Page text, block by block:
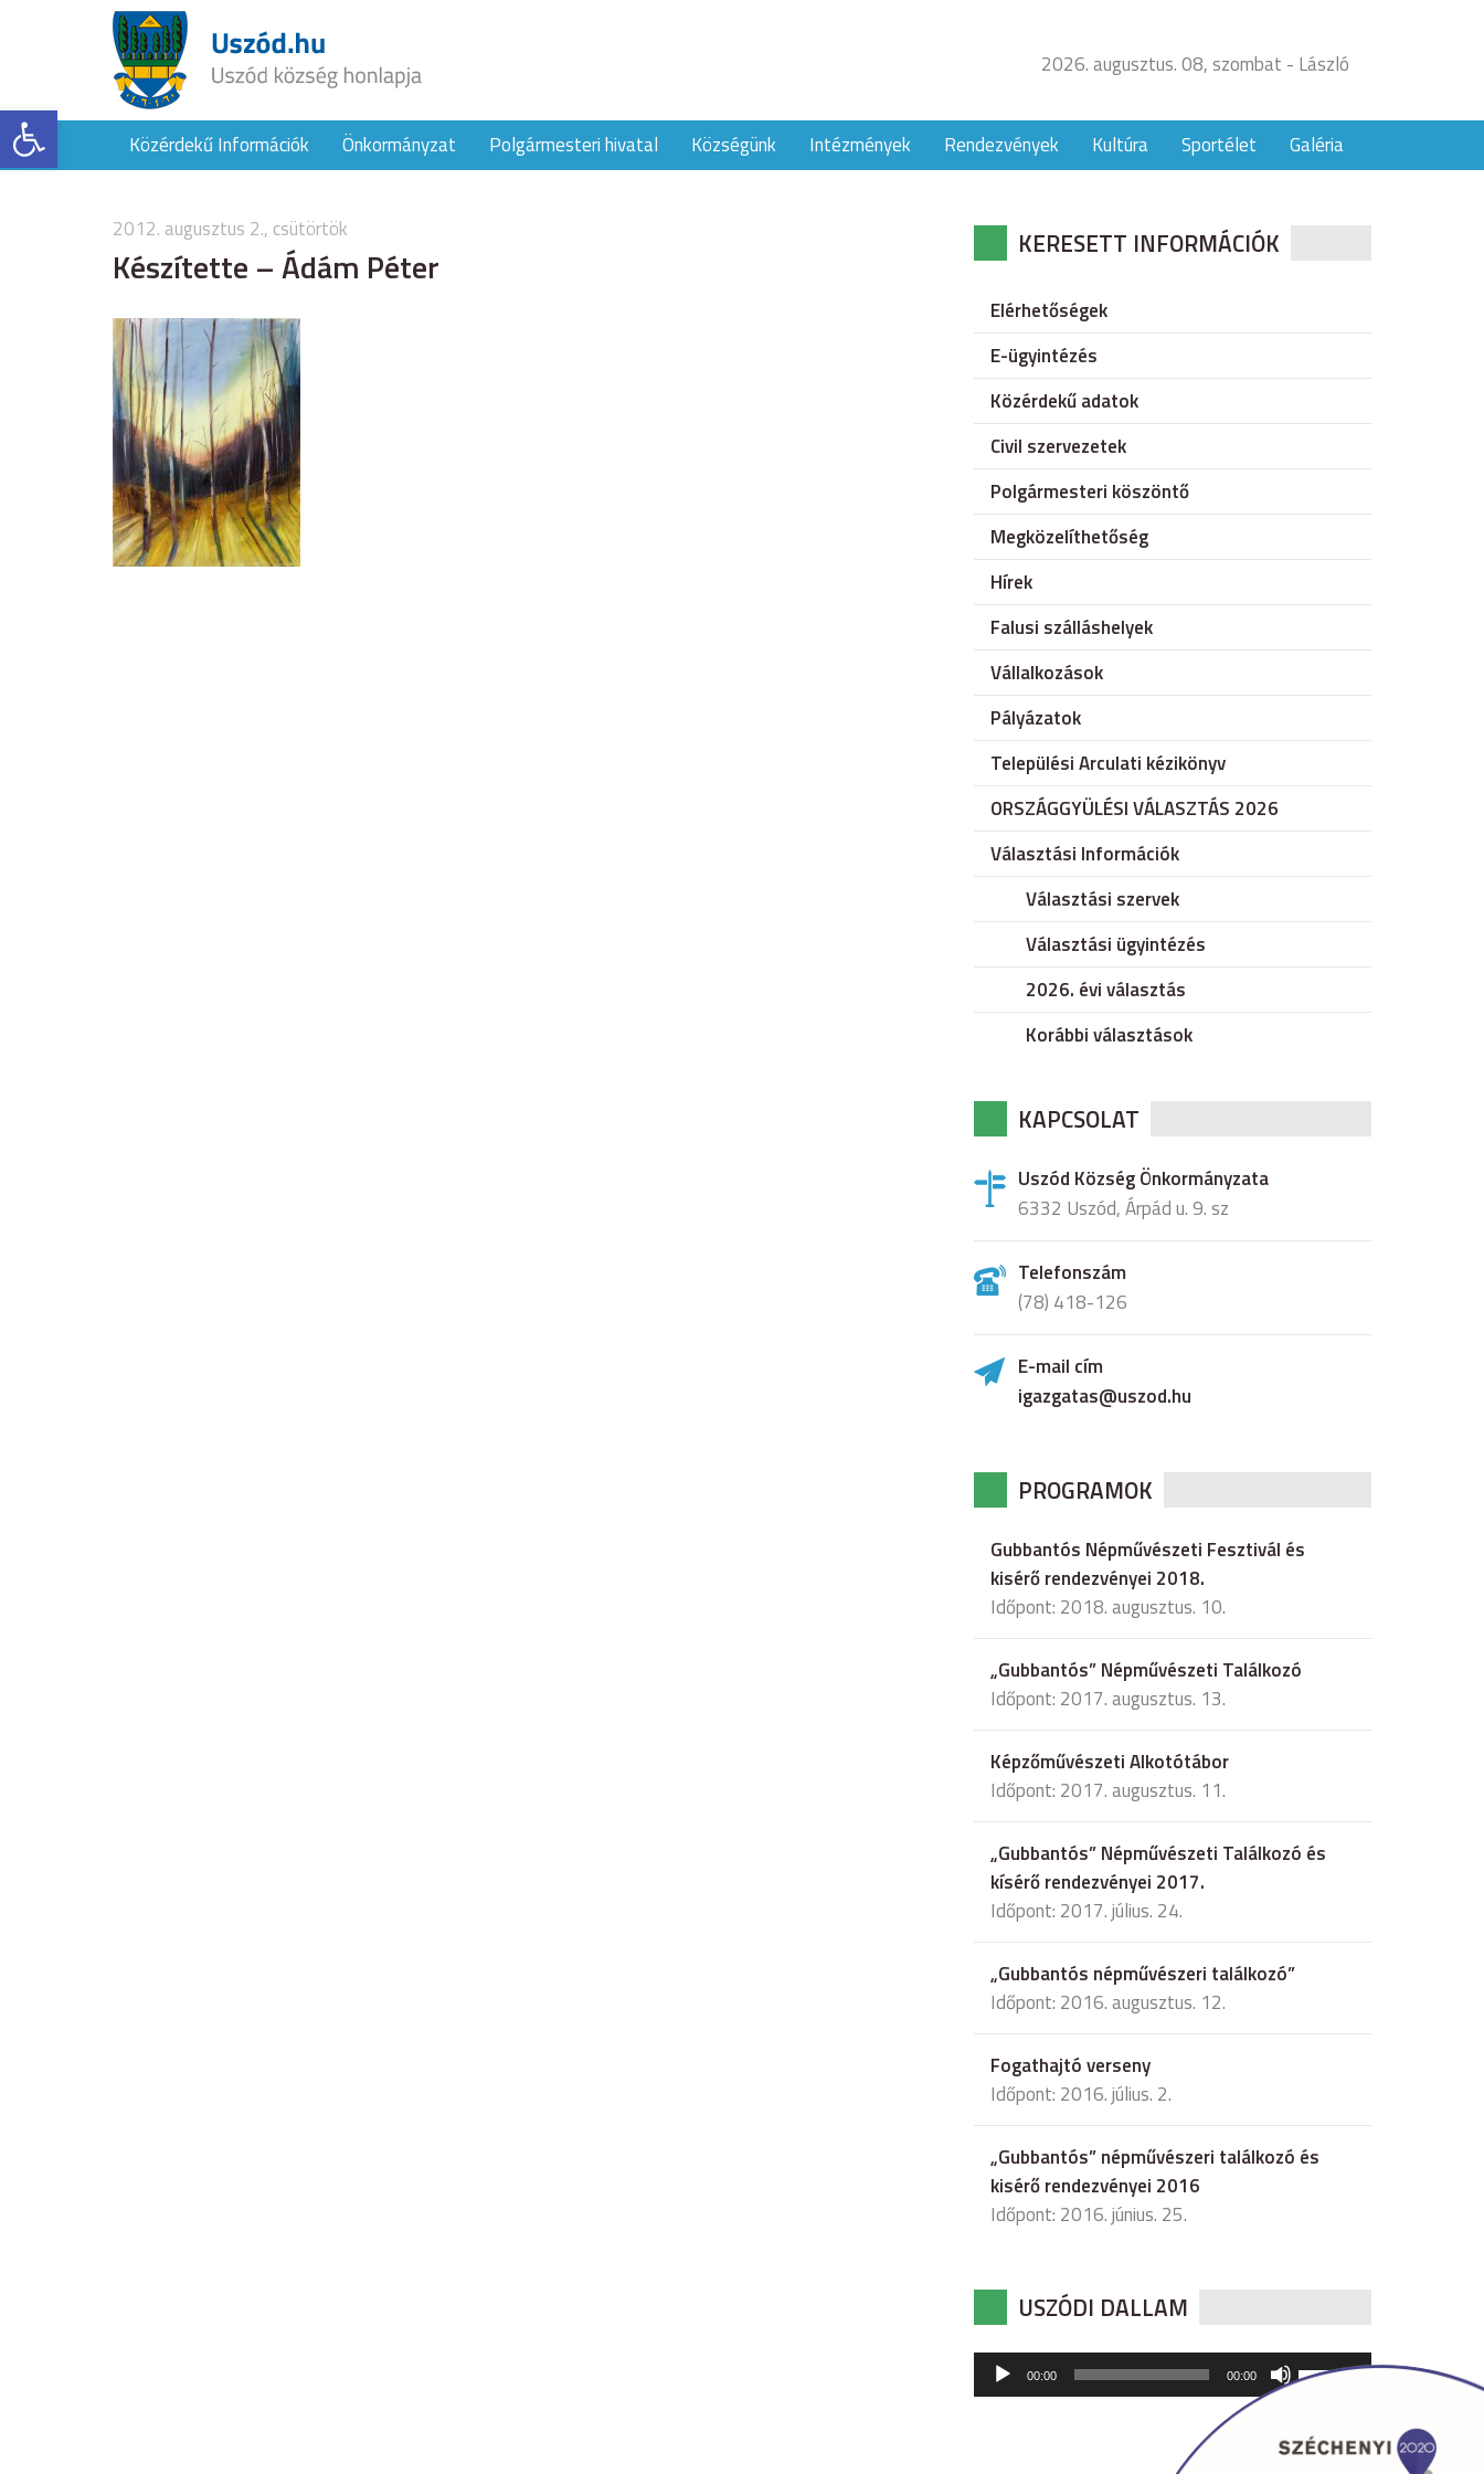
Eszköztár megnyitása
2026. augusztus. 08, szombat - László
Közérdekű Információk Önkormányzat Polgármesteri hivatal Községünk Intézmények Rendezvények Kultúra Sportélet Galéria
2012. augusztus 2., csütörtök
Készítette – Ádám Péter KERESETT INFORMÁCIÓK
Elérhetőségek
E-ügyintézés
Közérdekű adatok
Civil szervezetek
Polgármesteri köszöntő
Megközelíthetőség
Hírek
Falusi szálláshelyek
Vállalkozások
Pályázatok
Települési Arculati kézikönyv
ORSZÁGGYÜLÉSI VÁLASZTÁS 2026
Választási Információk
Választási szervek
Választási ügyintézés
2026. évi választás
Korábbi választások
KAPCSOLAT
Uszód Község Önkormányzata
6332 Uszód, Árpád u. 9. sz
Telefonszám
(78) 418-126
E-mail cím
igazgatas@uszod.hu
PROGRAMOK
Gubbantós Népművészeti Fesztivál és
kisérő rendezvényei 2018.
Időpont: 2018. augusztus. 10.
„Gubbantós” Népművészeti Találkozó
Időpont: 2017. augusztus. 13.
Képzőművészeti Alkotótábor
Időpont: 2017. augusztus. 11.
„Gubbantós” Népművészeti Találkozó és
kísérő rendezvényei 2017.
Időpont: 2017. július. 24.
„Gubbantós népművészeri találkozó”
Időpont: 2016. augusztus. 12.
Fogathajtó verseny
Időpont: 2016. július. 2.
„Gubbantós” népművészeri találkozó és
kisérő rendezvényei 2016
Időpont: 2016. június. 25.
USZÓDI DALLAM
Audió
lejátszó
00:00 00:00
hangerő
csökkentéséhez